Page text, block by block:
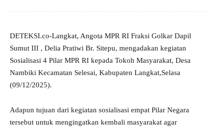
DETEKSI.co-Langkat, Angota MPR RI Fraksi Golkar Dapil
Sumut III , Delia Pratiwi Br. Sitepu, mengadakan kegiatan
Sosialisasi 4 Pilar MPR RI kepada Tokoh Masyarakat, Desa
Nambiki Kecamatan Selesai, Kabupaten Langkat,Selasa
(09/12/2025).
Adapun tujuan dari kegiatan sosialisasi empat Pilar Negara
tersebut untuk mengingatkan kembali masyarakat agar